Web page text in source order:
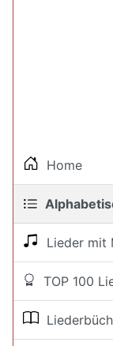
Home
Lieder mit
TOP 100